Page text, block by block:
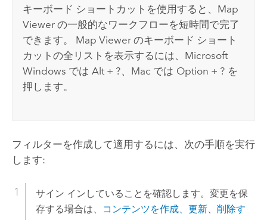
キーボード ショートカットを使用すると、 Map
Viewer の一般的なワークフローを短時間で完了
できます。 Map Viewer のキーボード ショート
カットの全リストを表示するには、 Microsoft
Windows では Alt + ?、 Mac では Option + ? を
押します。
フィルターを作成して適用するには、次の手順を実行
します:
サイン インしていることを確認します。変更を保
存する場合は、
コンテンツを作成、更新、削除す